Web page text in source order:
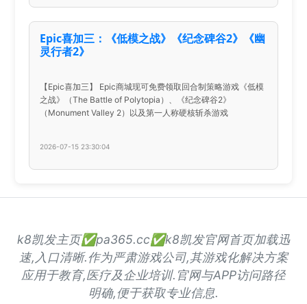
Epic喜加三：《低模之战》《纪念碑谷2》《幽
灵行者2》
【Epic喜加三】 Epic商城现可免费领取回合制策略游戏《低模
之战》（The Battle of Polytopia）、《纪念碑谷2》
（Monument Valley 2）以及第一人称硬核斩杀游戏
2026-07-15 23:30:04
k8凯发主页✅pa365.cc✅k8凯发官网首页加载迅
速,入口清晰.作为严肃游戏公司,其游戏化解决方案
应用于教育,医疗及企业培训.官网与APP访问路径
明确,便于获取专业信息.